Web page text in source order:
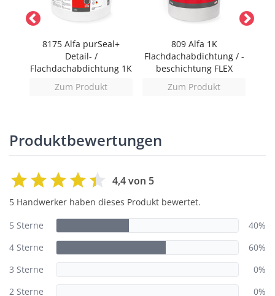
8175 Alfa purSeal+
Detail- /
Flachdachabdichtung 1K
Zum Produkt
809 Alfa 1K
Flachdachabdichtung / -
beschichtung FLEX
Zum Produkt
Produktbewertungen
4,4 von 5
5 Handwerker haben dieses Produkt bewertet.
5 Sterne
40%
4 Sterne
60%
3 Sterne
0%
2 Sterne
0%